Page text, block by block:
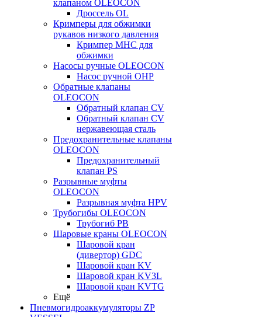
клапаном OLEOCON
Дроссель OL
Кримперы для обжимки
рукавов низкого давления
Кримпер MHC для
обжимки
Насосы ручные OLEOCON
Насос ручной OHP
Обратные клапаны
OLEOCON
Обратный клапан CV
Обратный клапан CV
нержавеющая сталь
Предохранительные клапаны
OLEOCON
Предохранительный
клапан PS
Разрывные муфты
OLEOCON
Разрывная муфта HPV
Трубогибы OLEOCON
Трубогиб PB
Шаровые краны OLEOCON
Шаровой кран
(дивертор) GDC
Шаровой кран KV
Шаровой кран KV3L
Шаровой кран KVTG
Ещё
Пневмогидроаккумуляторы ZP